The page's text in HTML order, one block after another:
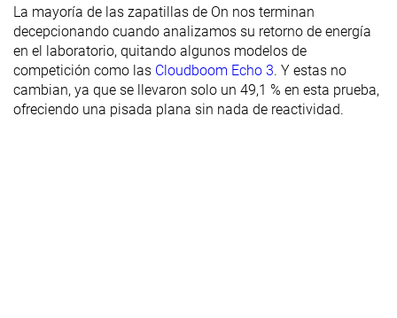
La mayoría de las zapatillas de On nos terminan
decepcionando cuando analizamos su retorno de energía
en el laboratorio, quitando algunos modelos de
competición como las Cloudboom Echo 3. Y estas no
cambian, ya que se llevaron solo un 49,1 % en esta prueba,
ofreciendo una pisada plana sin nada de reactividad.